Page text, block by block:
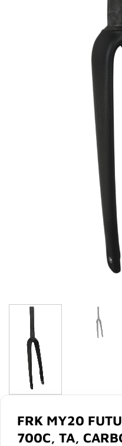
FRK MY20
700C, TA,